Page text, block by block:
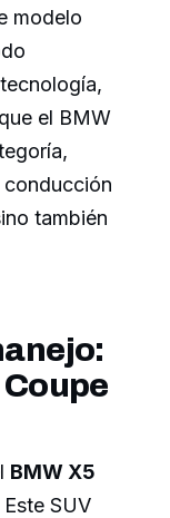
modelo
el BMW
también
BMW X5
SUV